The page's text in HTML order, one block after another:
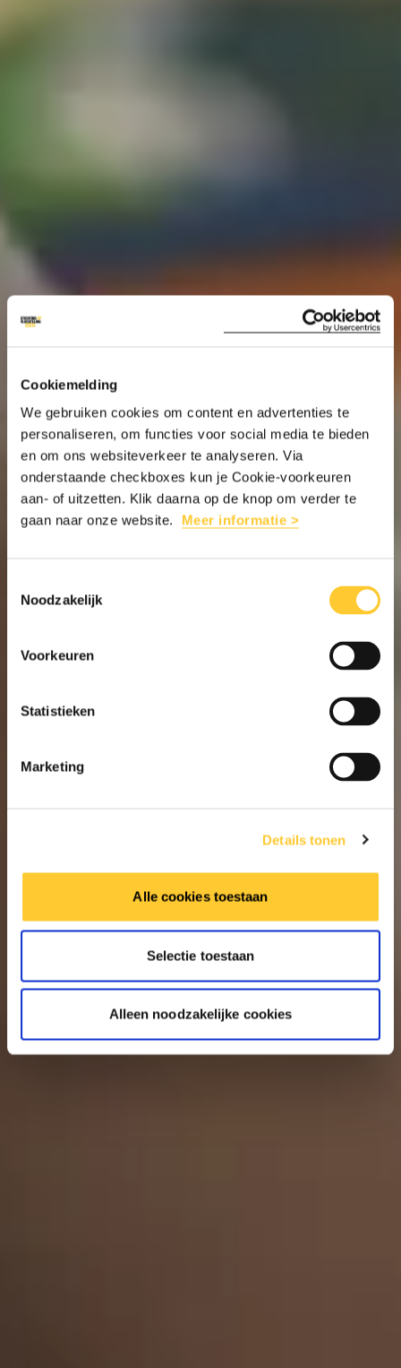
Cookiemelding
We gebruiken cookies om content en advertenties te
personaliseren, om functies voor social media te bieden
en om ons websiteverkeer te analyseren. Via
onderstaande checkboxes kun je Cookie-voorkeuren
aan- of uitzetten. Klik daarna op de knop om verder te
gaan naar onze website. Meer informatie >
Noodzakelijk
Voorkeuren
Statistieken
Marketing
Details tonen
Alle cookies toestaan
Selectie toestaan
Alleen noodzakelijke cookies